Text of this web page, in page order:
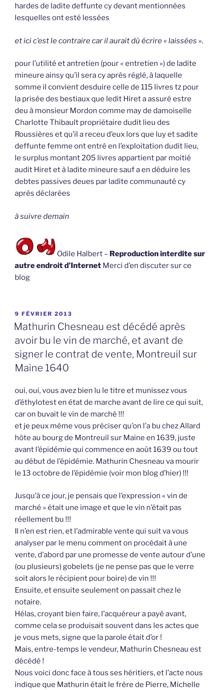
hardes de ladite deffunte cy devant mentionnées
lesquelles ont esté lessées
et ici c’est le contraire car il aurait dû écrire « laissées ».
pour l’utilité et antretien (pour « entretien ») de ladite
mineure ainsy qu’il sera cy après réglé, à laquelle
somme il convient desduire celle de 115 livres tz pour
la prisée des bestiaux que ledit Hiret a assuré estre
deu à monsieur Mordon comme may de damoiselle
Charlotte Thibault propriétaire dudit lieu des
Roussières et qu’il a receu d’eux lors que luy et sadite
deffunte femme ont entré en l’exploitation dudit lieu,
le surplus montant 205 livres appartient par moitié
audit Hiret et à ladite mineure sauf a en déduire les
debtes passives deues par ladite communauté cy
après déclarées
à suivre demain
Odile Halbert – Reproduction interdite sur
autre endroit d’Internet Merci d’en discuter sur ce
blog
PUBLIÉ
LE
9 FÉVRIER 2013
Mathurin Chesneau est décédé après
avoir bu le vin de marché, et avant de
signer le contrat de vente, Montreuil sur
Maine 1640
oui, oui, vous avez bien lu le titre et munissez vous
d’éthylotest en état de marche avant de lire ce qui suit,
car on buvait le vin de marché !!!
et je peux même vous préciser qu’on l’a bu chez Allard
hôte au bourg de Montreuil sur Maine en 1639, juste
avant l’épidémie qui commence en août 1639 ou tout
au début de l’épidémie. Mathurin Chesneau va mourir
le 13 octobre de l’épidémie (voir mon blog d’hier) !!!
Jusqu’à ce jour, je pensais que l’expression « vin de
marché » était une image et que le vin n’était pas
réellement bu !!!
Il n’en est rien, et l’admirable vente qui suit va vous
analyser par le menu comment on procédait à une
vente, d’abord par une promesse de vente autour d’une
(ou plusieurs) gobelets (je ne pense pas que le verre
soit alors le récipient pour boire) de vin !!!
Ensuite, et ensuite seulement on passait chez le
notaire.
Hélas, croyant bien faire, l’acquéreur a payé avant,
comme cela se produisait souvent dans les actes que
je vous mets, signe que la parole était d’or !
Mais, entre-temps le vendeur, Mathurin Chesneau est
décédé !
Nous voici donc face à tous ses héritiers, et l’acte nous
indique que Mathurin était le frère de Pierre, Michelle